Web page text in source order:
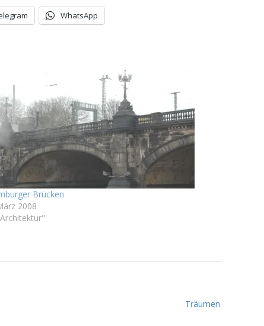
WhatsApp
Brücken
2008
Träumen